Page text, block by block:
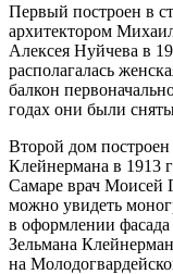
Первый построен в
архитектором
Алексея Нуйчева в
располагалась
балкон
годах они были
Второй дом построен
Клейнермана в 1913
Самаре врач Моисей
можно увидеть
в оформлении
Зельмана
на